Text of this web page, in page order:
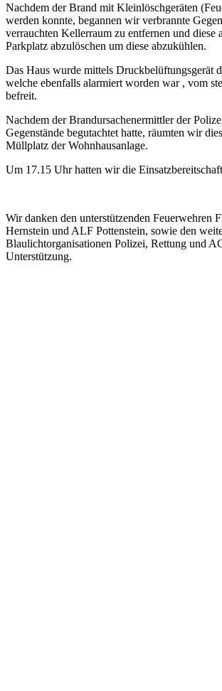
Nachdem der Brand mit Kleinlöschgeräten
werden konnte, begannen wir verbrannte
verrauchten Kellerraum zu entfernen und diese
Parkplatz abzulöschen um diese abzukühlen.
Das Haus wurde mittels Druckbelüftungsgerät
welche ebenfalls alarmiert worden war , vom
befreit.
Nachdem der Brandursachenermittler der
Gegenstände begutachtet hatte, räumten wir
Müllplatz der Wohnhausanlage.
Um 17.15 Uhr hatten wir die
Wir danken den unterstützenden Feuerwehren
Hernstein und ALF Pottenstein, sowie den
Blaulichtorganisationen Polizei, Rettung und
Unterstützung.